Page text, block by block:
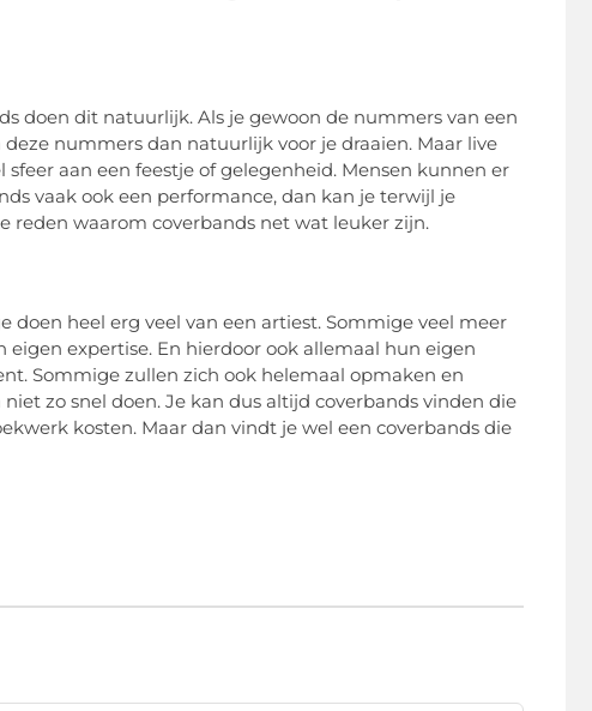
doen dit natuurlijk. Als je gewoon de nummers van een
nummers dan natuurlijk voor je draaien. Maar live
aan een feestje of gelegenheid. Mensen kunnen er
vaak ook een performance, dan kan je terwijl je
reden waarom coverbands net wat leuker zijn.
doen heel erg veel van een artiest. Sommige veel meer
expertise. En hierdoor ook allemaal hun eigen
Sommige zullen zich ook helemaal opmaken en
zo snel doen. Je kan dus altijd coverbands vinden die
kosten. Maar dan vindt je wel een coverbands die